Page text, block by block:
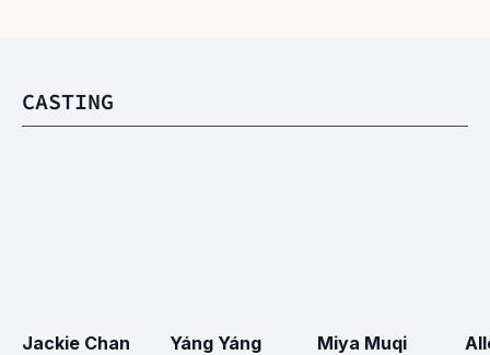
CASTING
Jackie Chan
Yáng Yáng
Miya Muqi